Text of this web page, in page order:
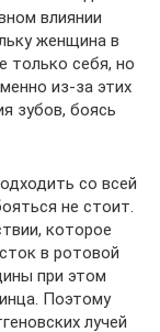
влиянии
женщина в
только себя, но
из-за этих
зубов, боясь
со всей
не стоит.
которое
в ротовой
при этом
Поэтому
лучей